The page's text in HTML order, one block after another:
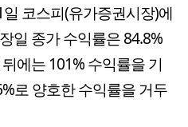
코스피(유가증권시장)에
일 종가 수익률은 84.8%
에는 101% 수익률을 기
로 양호한 수익률을 거두